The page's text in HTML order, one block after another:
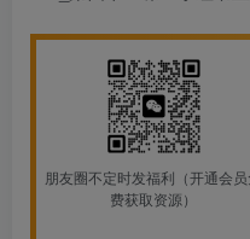
朋友圈不定时发福利（开通会员
费获取资源）